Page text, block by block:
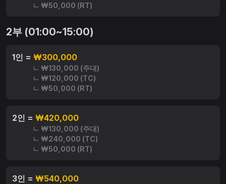
ㄴ ₩50,000 (RT)
2부 (01:00~15:00)
1인 = ₩300,000
ㄴ ₩130,000 (주대)
ㄴ ₩120,000 (TC)
ㄴ ₩50,000 (RT)
2인 = ₩420,000
ㄴ ₩130,000 (주대)
ㄴ ₩240,000 (TC)
ㄴ ₩50,000 (RT)
3인 = ₩540,000